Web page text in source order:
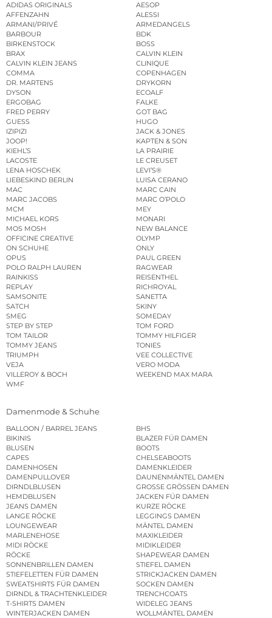
ADIDAS ORIGINALS
AESOP
AFFENZAHN
ALESSI
ARMANI/PRIVÉ
ARMEDANGELS
BARBOUR
BDK
BIRKENSTOCK
BOSS
BRAX
CALVIN KLEIN
CALVIN KLEIN JEANS
CLINIQUE
COMMA
COPENHAGEN
DR. MARTENS
DRYKORN
DYSON
ECOALF
ERGOBAG
FALKE
FRED PERRY
GOT BAG
GUESS
HUGO
IZIPIZI
JACK & JONES
JOOP!
KAPTEN & SON
KIEHL’S
LA PRAIRIE
LACOSTE
LE CREUSET
LENA HOSCHEK
LEVI’S®
LIEBESKIND BERLIN
LUISA CERANO
MAC
MARC CAIN
MARC JACOBS
MARC O’POLO
MCM
MEY
MICHAEL KORS
MONARI
MOS MOSH
NEW BALANCE
OFFICINE CREATIVE
OLYMP
ON SCHUHE
ONLY
OPUS
PAUL GREEN
POLO RALPH LAUREN
RAGWEAR
RAINKISS
REISENTHEL
REPLAY
RICHROYAL
SAMSONITE
SANETTA
SATCH
SKINY
SMEG
SOMEDAY
STEP BY STEP
TOM FORD
TOM TAILOR
TOMMY HILFIGER
TOMMY JEANS
TONIES
TRIUMPH
VEE COLLECTIVE
VEJA
VERO MODA
VILLEROY & BOCH
WEEKEND MAX MARA
WMF
Damenmode & Schuhe
BALLOON / BARREL JEANS
BHS
BIKINIS
BLAZER FÜR DAMEN
BLUSEN
BOOTS
CAPES
CHELSEABOOTS
DAMENHOSEN
DAMENKLEIDER
DAMENPULLOVER
DAUNENMÄNTEL DAMEN
DIRNDLBLUSEN
GROSSE GRÖSSEN DAMEN
HEMDBLUSEN
JACKEN FÜR DAMEN
JEANS DAMEN
KURZE RÖCKE
LANGE RÖCKE
LEGGINGS DAMEN
LOUNGEWEAR
MÄNTEL DAMEN
MARLENEHOSE
MAXIKLEIDER
MIDI RÖCKE
MIDIKLEIDER
RÖCKE
SHAPEWEAR DAMEN
SONNENBRILLEN DAMEN
STIEFEL DAMEN
STIEFELETTEN FÜR DAMEN
STRICKJACKEN DAMEN
SWEATSHIRTS FÜR DAMEN
SOCKEN DAMEN
DIRNDL & TRACHTENKLEIDER
TRENCHCOATS
T-SHIRTS DAMEN
WIDELEG JEANS
WINTERJACKEN DAMEN
WOLLMÄNTEL DAMEN